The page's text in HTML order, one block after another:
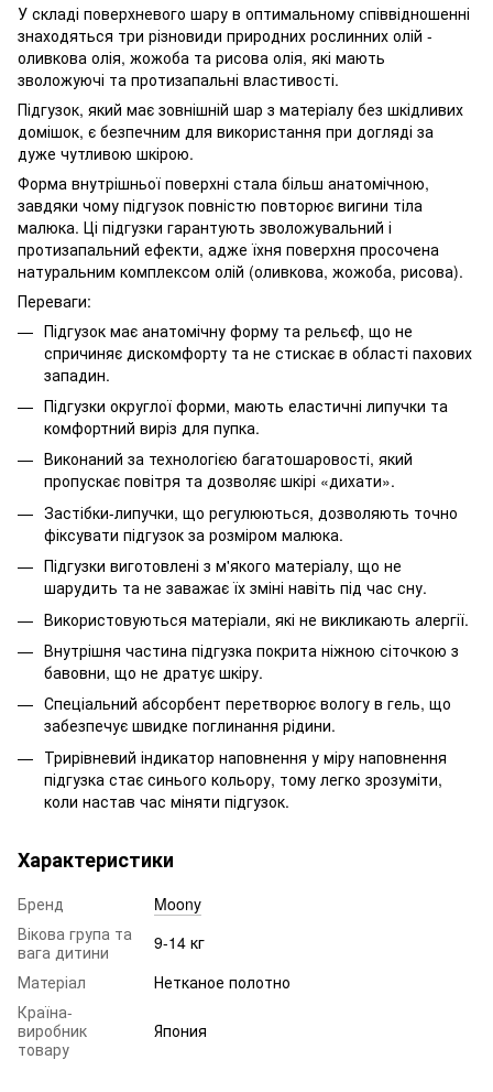
У складі поверхневого шару в оптимальному співвідношенні
знаходяться три різновиди природних рослинних олій -
оливкова олія, жожоба та рисова олія, які мають
зволожуючі та протизапальні властивості.
Підгузок, який має зовнішній шар з матеріалу без шкідливих
домішок, є безпечним для використання при догляді за
дуже чутливою шкірою.
Форма внутрішньої поверхні стала більш анатомічною,
завдяки чому підгузок повністю повторює вигини тіла
малюка. Ці підгузки гарантують зволожувальний і
протизапальний ефекти, адже їхня поверхня просочена
натуральним комплексом олій (оливкова, жожоба, рисова).
Переваги:
Підгузок має анатомічну форму та рельєф, що не
спричиняє дискомфорту та не стискає в області пахових
западин.
Підгузки округлої форми, мають еластичні липучки та
комфортний виріз для пупка.
Виконаний за технологією багатошаровості, який
пропускає повітря та дозволяє шкірі «дихати».
Застібки-липучки, що регулюються, дозволяють точно
фіксувати підгузок за розміром малюка.
Підгузки виготовлені з м'якого матеріалу, що не
шарудить та не заважає їх зміні навіть під час сну.
Використовуються матеріали, які не викликають алергії.
Внутрішня частина підгузка покрита ніжною сіточкою з
бавовни, що не дратує шкіру.
Спеціальний абсорбент перетворює вологу в гель, що
забезпечує швидке поглинання рідини.
Трирівневий індикатор наповнення у міру наповнення
підгузка стає синього кольору, тому легко зрозуміти,
коли настав час міняти підгузок.
Характеристики
Бренд
Moony
Вікова група та
вага дитини
9-14 кг
Матеріал
Нетканое полотно
Країна-
виробник
товару
Япония